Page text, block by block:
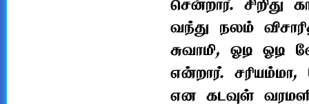
சென்றார்.
வந்து நலம்
சுவாமி, ஓடி
என்றார்.
என கடவுள்